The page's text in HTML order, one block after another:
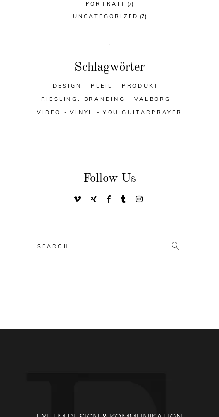
PORTRAIT (7)
UNCATEGORIZED (7)
Schlagwörter
DESIGN PLEIL
PRODUKT
RIESLING. BRANDING
VALBORG
VIDEO
VINYL YOU GUITARPRAYER
Follow Us